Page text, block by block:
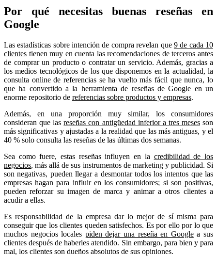
Por qué necesitas buenas reseñas en
Google
Las estadísticas sobre intención de compra revelan que 9 de cada 10
clientes tienen muy en cuenta las recomendaciones de terceros antes
de comprar un producto o contratar un servicio. Además, gracias a
los medios tecnológicos de los que disponemos en la actualidad, la
consulta online de referencias se ha vuelto más fácil que nunca, lo
que ha convertido a la herramienta de reseñas de Google en un
enorme repositorio de referencias sobre productos y empresas.
Además, en una proporción muy similar, los consumidores
consideran que lasreseñas con antigüedad inferior a tres mesesson
más significativas y ajustadas a la realidad que las más antiguas, y el
40 % solo consulta las reseñas de las últimas dos semanas.
Sea como fuere, estas reseñas influyen en la credibilidad de los
negocios, más allá de sus instrumentos de marketing y publicidad. Si
son negativas, pueden llegar a desmontar todos los intentos que las
empresas hagan para influir en los consumidores; si son positivas,
pueden reforzar su imagen de marca y animar a otros clientes a
acudir a ellas.
Es responsabilidad de la empresa dar lo mejor de sí misma para
conseguir que los clientes queden satisfechos. Es por ello por lo que
muchos negocios locales piden dejar una reseña en Googlea sus
clientes después de haberles atendido. Sin embargo, para bien y para
mal, los clientes son dueños absolutos de sus opiniones.